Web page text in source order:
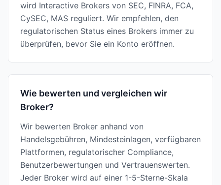
wird Interactive Brokers von SEC, FINRA, FCA,
CySEC, MAS reguliert. Wir empfehlen, den
regulatorischen Status eines Brokers immer zu
überprüfen, bevor Sie ein Konto eröffnen.
Wie bewerten und vergleichen wir
Broker?
Wir bewerten Broker anhand von
Handelsgebühren, Mindesteinlagen, verfügbaren
Plattformen, regulatorischer Compliance,
Benutzerbewertungen und Vertrauenswerten.
Jeder Broker wird auf einer 1-5-Sterne-Skala